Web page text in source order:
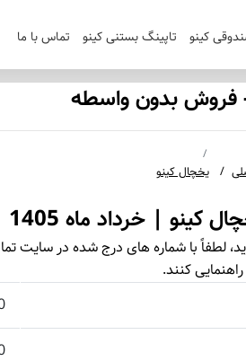
کینو تاپینگ بستنی کینو تماس با ما
یخچال کینو
| خرداد ماه 1405
با شماره‌ های درج‌ شده در سایت
کنند.